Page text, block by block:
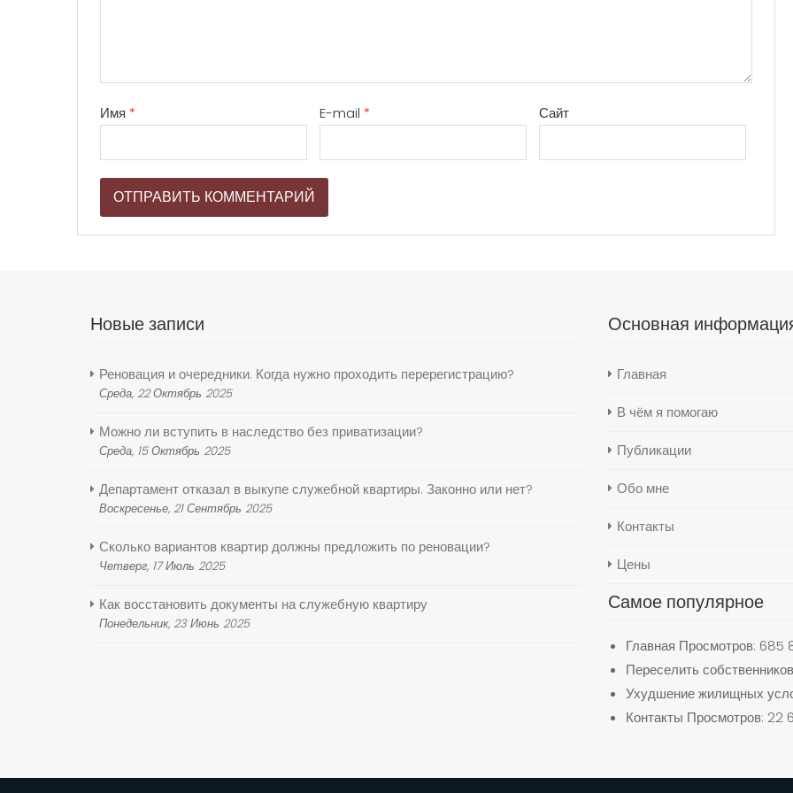
Имя * E-mail * Сайт
Новые записи
Реновация и очередники. Когда нужно проходить перерегистрацию?
Среда, 22 Октябрь 2025
Можно ли вступить в наследство без приватизации?
Среда, 15 Октябрь 2025
Департамент отказал в выкупе служебной квартиры. Законно или нет?
Воскресенье, 21 Сентябрь 2025
Сколько вариантов квартир должны предложить по реновации?
Четверг, 17 Июль 2025
Как восстановить документы на служебную квартиру
Понедельник, 23 Июнь 2025
Основная
Главная
В чём я помогаю
Публикации
Обо мне
Контакты
Цены
Самое популярное
Главная Просмотров: 685
Переселить
Ухудшение жилищных
Контакты Просмотров: 22